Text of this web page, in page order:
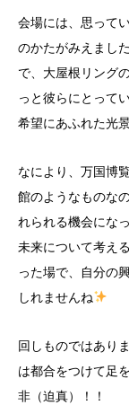
会場には、思って
のかたがみえまし
で、大屋根リング
っと彼らにとって
希望にあふれた光
なにより、万国博
館のようなものな
れられる機会にな
未来について考え
った場で、自分の
しれませんね
回しものではあり
は都合をつけて足
非（迫真）！！